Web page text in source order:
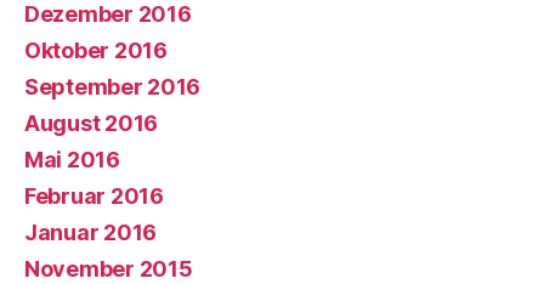
Dezember 2016
Oktober 2016
September 2016
August 2016
Mai 2016
Februar 2016
Januar 2016
November 2015